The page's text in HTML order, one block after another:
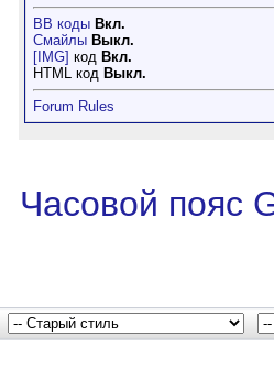
BB коды Вкл.
Смайлы Выкл.
[IMG] код Вкл.
HTML код Выкл.
Forum Rules
Часовой пояс